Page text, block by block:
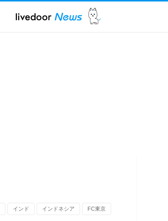
インド インドネシア FC東京